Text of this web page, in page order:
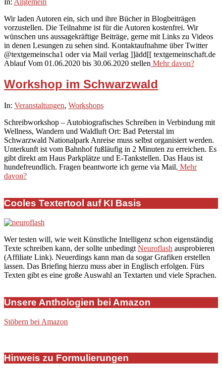
14
Wir laden Autoren ein, sich und ihre Bücher in Blogbeiträgen
vorzustellen. Die Teilnahme ist für die Autoren kostenfrei. Wir
wünschen uns aussagekräftige Beiträge, gerne mit Links zu Videos
in denen Lesungen zu sehen sind. Kontaktaufnahme über Twitter
@textgemeinscha1 oder via Mail verlag ]]ädd[[ textgemeinschaft.de
Ablauf Vom 01.06.2020 bis 30.06.2020 stellen Mehr davon?
Workshop im Schwarzwald
2020-
13
In: Veranstaltungen, Workshops
Schreibworkshop – Autobiografisches Schreiben in Verbindung mit
Wellness, Wandern und Waldluft Ort: Bad Peterstal im
Schwarzwald Nationalpark Anreise muss selbst organisiert werden.
Unterkunft ist vom Bahnhof fußläufig in 2 Minuten zu erreichen. Es
gibt direkt am Haus Parkplätze und E-Tankstellen. Das Haus ist
hundefreundlich. Fragen beantworte ich gerne via Mail. Mehr
davon?
Cooles Textertool auf KI Basis
Wer testen will, wie weit Künstliche Intelligenz schon eigenständig
Texte schreiben kann, der sollte unbedingt Neuroflash ausprobieren
(Affiliate Link). Neuerdings kann man da sogar Grafiken erstellen
lassen. Das Briefing hierzu muss aber in Englisch erfolgen. Fürs
Texten gibt es eine große Auswahl an Textarten und viele Sprachen.
Unsere Anthologien bei Amazon
Stöbern bei Amazon
Hinweis zu Formulierungen